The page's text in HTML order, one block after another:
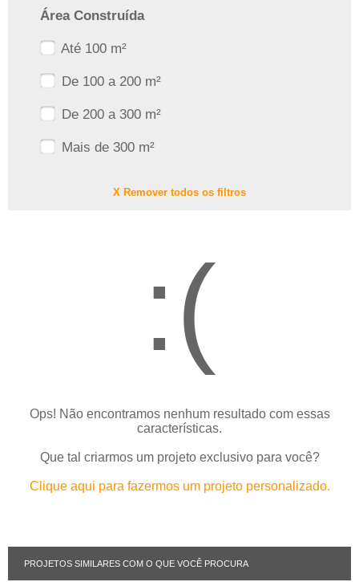
Área Construída
Até 100 m²
De 100 a 200 m²
De 200 a 300 m²
Mais de 300 m²
X Remover todos os filtros
:(
Ops! Não encontramos nenhum resultado com essas
características.
Que tal criarmos um projeto exclusivo para você?
Clique aqui para fazermos um projeto personalizado.
PROJETOS SIMILARES COM O QUE VOCÊ PROCURA